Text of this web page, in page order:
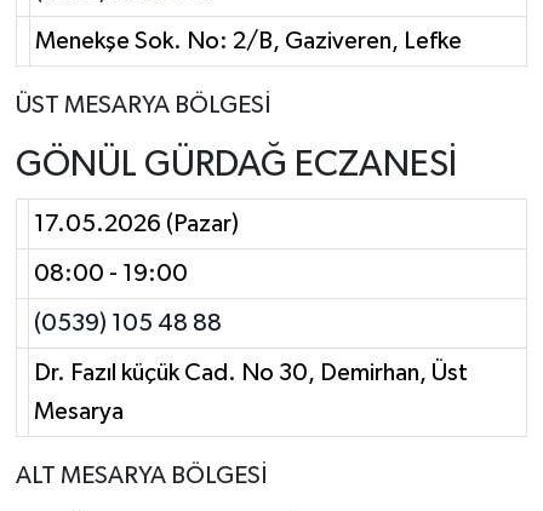
Menekşe Sok. No: 2/B, Gaziveren, Lefke
ÜST MESARYA BÖLGESİ
GÖNÜL GÜRDAĞ ECZANESİ
17.05.2026 (Pazar)
08:00 - 19:00
(0539) 105 48 88
Dr. Fazıl küçük Cad. No 30, Demirhan, Üst
Mesarya
ALT MESARYA BÖLGESİ